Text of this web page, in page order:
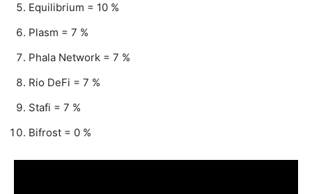
Equilibrium = 10 %
Plasm = 7 %
Phala Network = 7 %
Rio DeFi = 7 %
Stafi = 7 %
Bifrost = 0 %